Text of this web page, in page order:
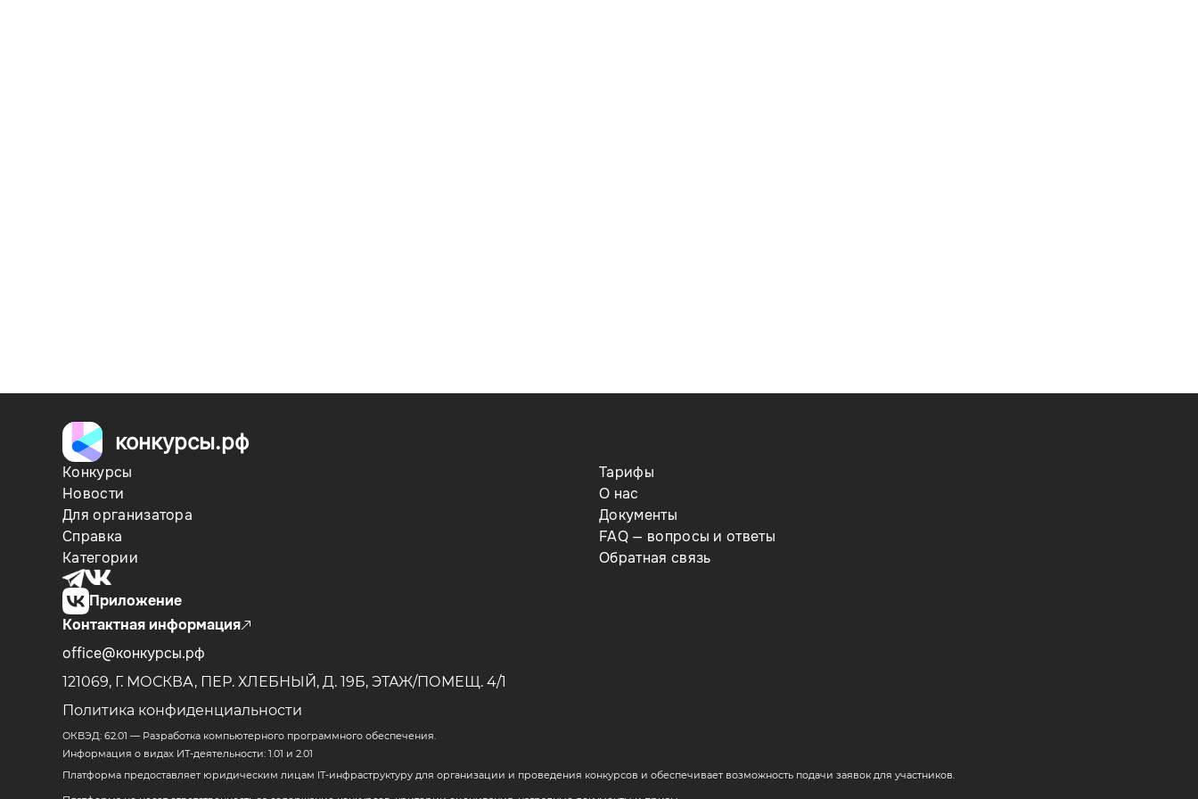
конкурсы.рф
Конкурсы
Новости
Для организатора
Справка
Категории
Тарифы
О нас
Документы
FAQ — вопросы и ответы
Обратная связь
Приложение
Контактная информация
office@конкурсы.рф
121069, Г. МОСКВА, ПЕР. ХЛЕБНЫЙ, Д. 19Б, ЭТАЖ/ПОМЕЩ. 4/1
Политика конфиденциальности
ОКВЭД: 62.01 — Разработка компьютерного программного обеспечения.
Информация о видах ИТ-деятельности: 1.01 и 2.01
Платформа предоставляет юридическим лицам IT-инфраструктуру для организации и проведения конкурсов и обеспечивает возможность подачи заявок для участников.